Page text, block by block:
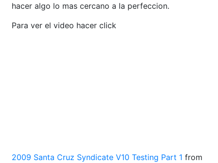
hacer algo lo mas cercano a la perfeccion.
Para ver el video hacer click
2009 Santa Cruz Syndicate V10 Testing Part 1 from